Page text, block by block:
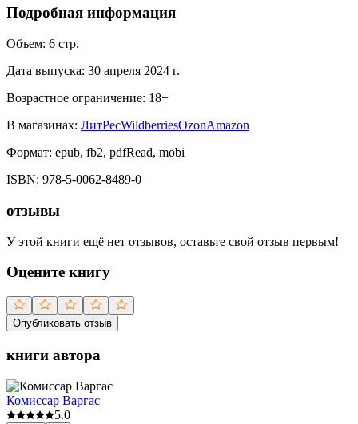
Подробная информация
Объем: 6 стр.
Дата выпуска: 30 апреля 2024 г.
Возрастное ограничение: 18+
В магазинах: ЛитРесWildberriesOzonAmazon
Формат: epub, fb2, pdfRead, mobi
ISBN: 978-5-0062-8489-0
отзывы
У этой книги ещё нет отзывов, оставьте свой отзыв первым!
Оцените книгу
Опубликовать отзыв
книги автора
Комиссар Варгас
5.0